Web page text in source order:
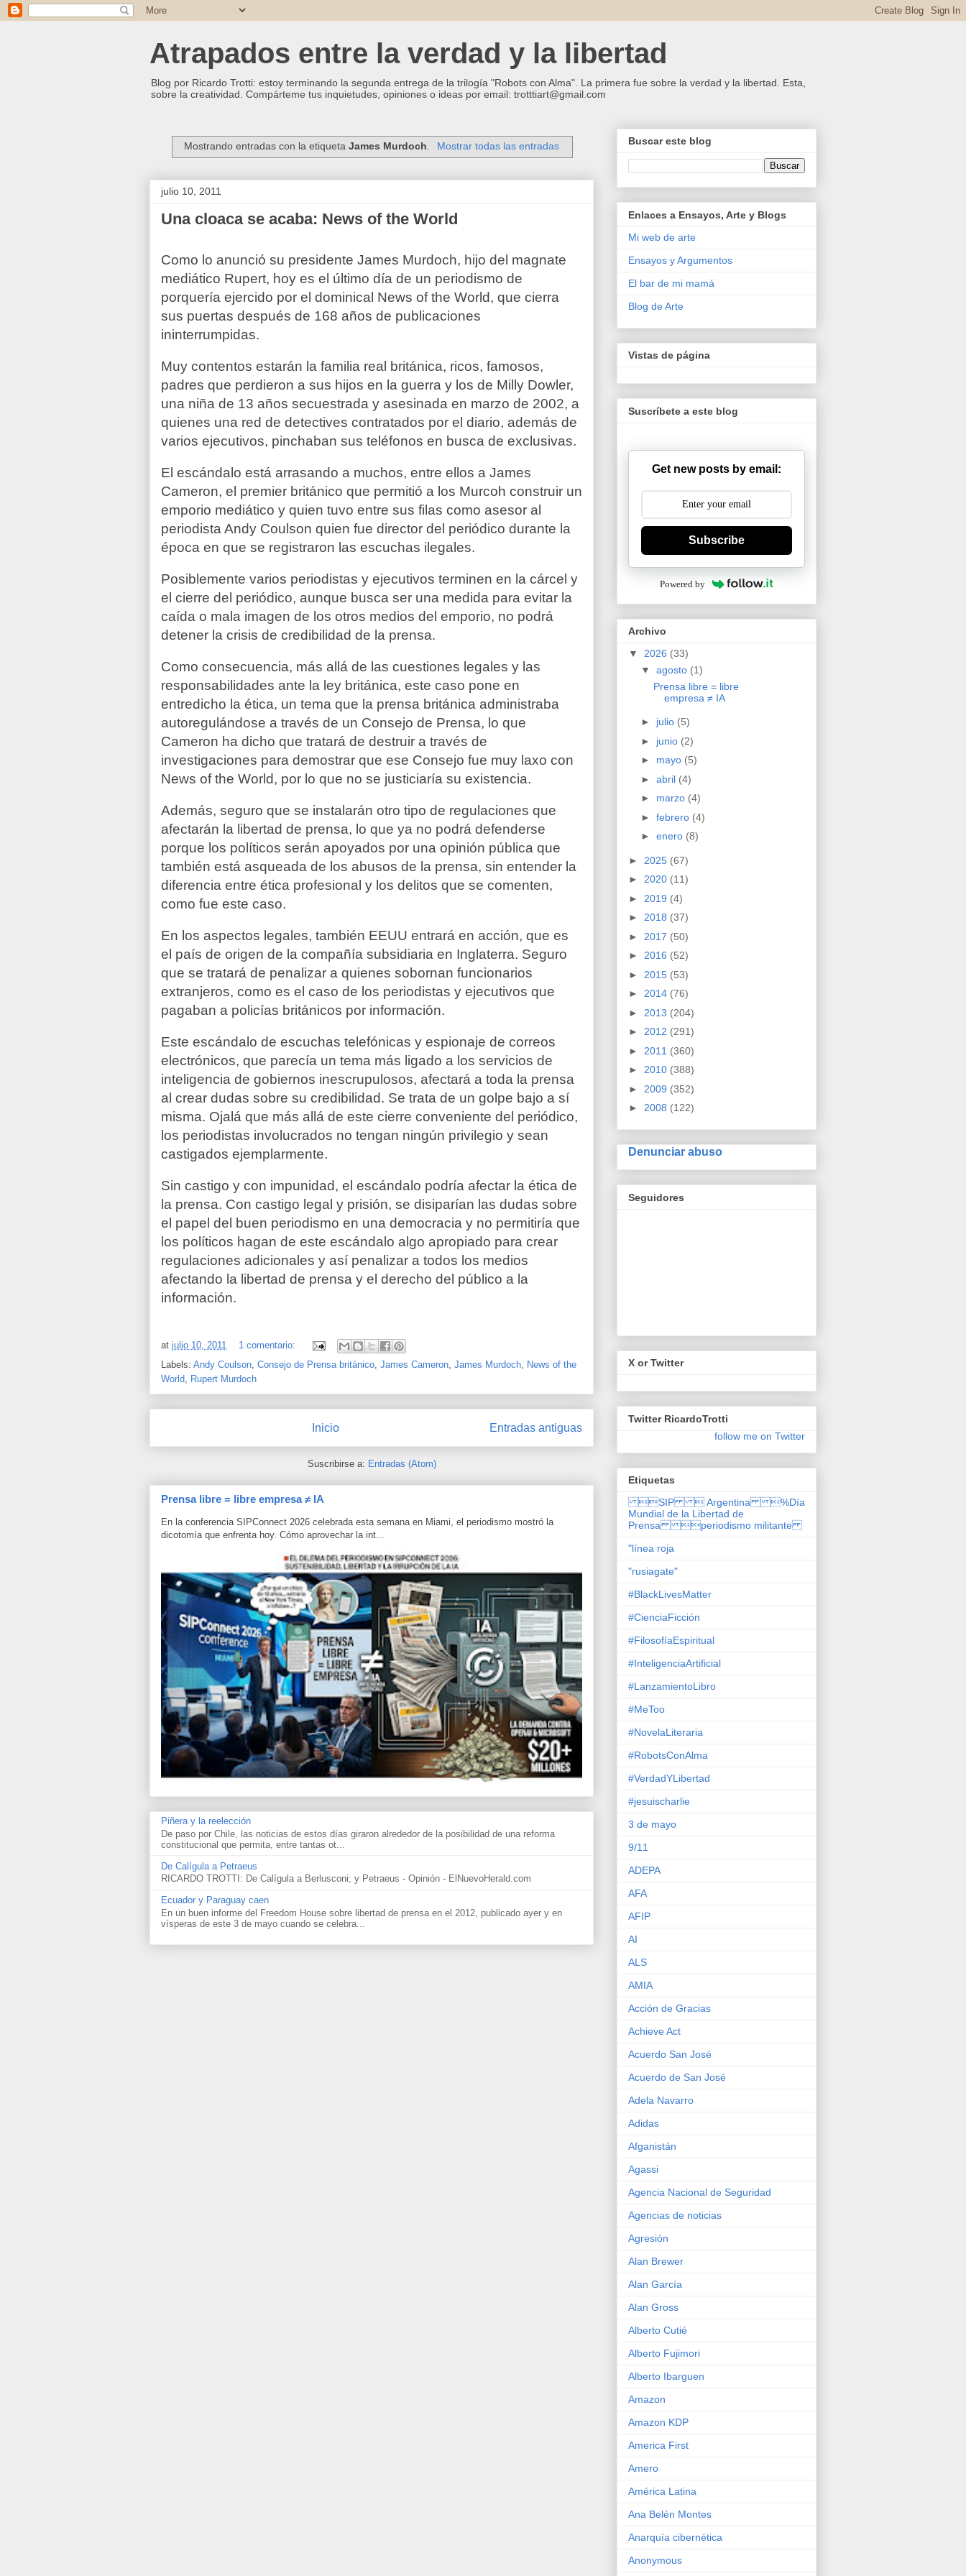
Atrapados entre la verdad y la libertad
Blog por Ricardo Trotti: estoy terminando la segunda entrega de la trilogía "Robots con Alma". La primera fue sobre la verdad y la libertad. Esta,
sobre la creatividad. Compárteme tus inquietudes, opiniones o ideas por email: trotttiart@gmail.com
Mostrando entradas con la etiquetaJames Murdoch. Mostrar todas las entradas
julio 10, 2011
Una cloaca se acaba: News of the World
Como lo anunció su presidente James Murdoch, hijo del magnate
mediático Rupert, hoy es el último día de un periodismo de
porquería ejercido por el dominical News of the World, que cierra
sus puertas después de 168 años de publicaciones
ininterrumpidas.
Muy contentos estarán la familia real británica, ricos, famosos,
padres que perdieron a sus hijos en la guerra y los de Milly Dowler,
una niña de 13 años secuestrada y asesinada en marzo de 2002, a
quienes una red de detectives contratados por el diario, además de
varios ejecutivos, pinchaban sus teléfonos en busca de exclusivas.
El escándalo está arrasando a muchos, entre ellos a James
Cameron, el premier británico que permitió a los Murcoh construir un
emporio mediático y quien tuvo entre sus filas como asesor al
periodista Andy Coulson quien fue director del periódico durante la
época en que se registraron las escuchas ilegales.
Posiblemente varios periodistas y ejecutivos terminen en la cárcel y
el cierre del periódico, aunque busca ser una medida para evitar la
caída o mala imagen de los otros medios del emporio, no podrá
detener la crisis de credibilidad de la prensa.
Como consecuencia, más allá de las cuestiones legales y las
responsabilidades ante la ley británica, este caso pone en
entredicho la ética, un tema que la prensa británica administraba
autoregulándose a través de un Consejo de Prensa, lo que
Cameron ha dicho que tratará de destruir a través de
investigaciones para demostrar que ese Consejo fue muy laxo con
News of the World, por lo que no se justiciaría su existencia.
Además, seguro que se instalarán otro tipo de regulaciones que
afectarán la libertad de prensa, lo que ya no podrá defenderse
porque los políticos serán apoyados por una opinión pública que
también está asqueada de los abusos de la prensa, sin entender la
diferencia entre ética profesional y los delitos que se comenten,
como fue este caso.
En los aspectos legales, también EEUU entrará en acción, que es
el país de origen de la compañía subsidiaria en Inglaterra. Seguro
que se tratará de penalizar a quienes sobornan funcionarios
extranjeros, como es el caso de los periodistas y ejecutivos que
pagaban a policías británicos por información.
Este escándalo de escuchas telefónicas y espionaje de correos
electrónicos, que parecía un tema más ligado a los servicios de
inteligencia de gobiernos inescrupulosos, afectará a toda la prensa
al crear dudas sobre su credibilidad. Se trata de un golpe bajo a sí
misma. Ojalá que más allá de este cierre conveniente del periódico,
los periodistas involucrados no tengan ningún privilegio y sean
castigados ejemplarmente.
Sin castigo y con impunidad, el escándalo podría afectar la ética de
la prensa. Con castigo legal y prisión, se disiparían las dudas sobre
el papel del buen periodismo en una democracia y no permitiría que
los políticos hagan de este escándalo algo apropiado para crear
regulaciones adicionales y así penalizar a todos los medios
afectando la libertad de prensa y el derecho del público a la
información.
at julio 10, 2011
1 comentario:
Labels: Andy Coulson Consejo de Prensa británico James Cameron James Murdoch News of the
World Rupert Murdoch
Entradas antiguas
Inicio
Suscribirse a: Entradas (Atom)
Prensa libre = libre empresa ≠ IA
En la conferencia SIPConnect 2026 celebrada esta semana en Miami, el periodismo mostró la
dicotomía que enfrenta hoy. Cómo aprovechar la int...
Piñera y la reelección
De paso por Chile, las noticias de estos días giraron alrededor de la posibilidad de una reforma
constitucional que permita, entre tantas ot...
De Calígula a Petraeus
RICARDO TROTTI: De Calígula a Berlusconi; y Petraeus - Opinión - ElNuevoHerald.com
Ecuador y Paraguay caen
En un buen informe del Freedom House sobre libertad de prensa en el 2012, publicado ayer y en
vísperas de este 3 de mayo cuando se celebra...
Buscar este blog
Enlaces a Ensayos, Arte y Blogs
Mi web de arte
Ensayos y Argumentos
El bar de mi mamá
Blog de Arte
Vistas de página
Suscríbete a este blog
Get new posts by email:
Subscribe
Powered by
Archivo
▼ 2026 (33)
▼ agosto (1)
Prensa libre = libre
empresa ≠ IA
► julio (5)
► junio (2)
► mayo (5)
► abril (4)
► marzo (4)
► febrero (4)
► enero (8)
► 2025 (67)
► 2020 (11)
► 2019 (4)
► 2018 (37)
► 2017 (50)
► 2016 (52)
► 2015 (53)
► 2014 (76)
► 2013 (204)
► 2012 (291)
► 2011 (360)
► 2010 (388)
► 2009 (352)
► 2008 (122)
Denunciar abuso
Seguidores
X or Twitter
Twitter RicardoTrotti
follow me on Twitter
Etiquetas
SIP  Argentina %Día
Mundial de la Libertad de
Prensa periodismo militante
"línea roja
"rusiagate"
#BlackLivesMatter
#CienciaFicción
#FilosofíaEspiritual
#InteligenciaArtificial
#LanzamientoLibro
#MeToo
#NovelaLiteraria
#RobotsConAlma
#VerdadYLibertad
#jesuischarlie
3 de mayo
9/11
ADEPA
AFA
AFIP
AI
ALS
AMIA
Acción de Gracias
Achieve Act
Acuerdo San José
Acuerdo de San José
Adela Navarro
Adidas
Afganistán
Agassi
Agencia Nacional de Seguridad
Agencias de noticias
Agresión
Alan Brewer
Alan García
Alan Gross
Alberto Cutié
Alberto Fujimori
Alberto Ibarguen
Amazon
Amazon KDP
America First
Amero
América Latina
Ana Belén Montes
Anarquía cibernética
Anonymous